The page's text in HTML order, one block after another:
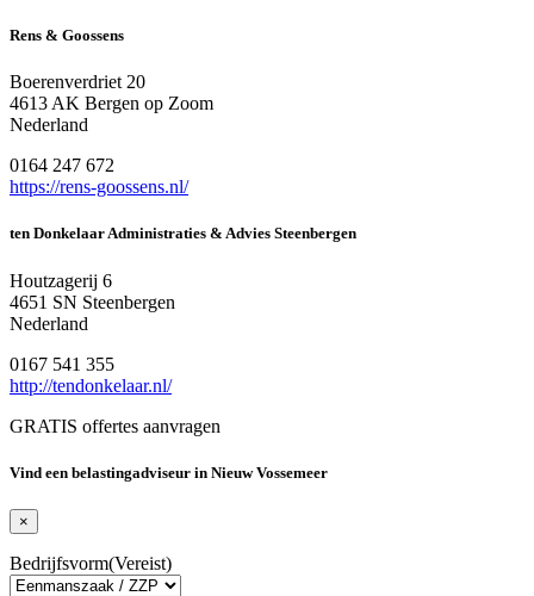
Rens & Goossens
Boerenverdriet 20
4613 AK Bergen op Zoom
Nederland
0164 247 672
https://rens-goossens.nl/
ten Donkelaar Administraties & Advies Steenbergen
Houtzagerij 6
4651 SN Steenbergen
Nederland
0167 541 355
http://tendonkelaar.nl/
GRATIS offertes aanvragen
Vind een belastingadviseur in Nieuw Vossemeer
×
Bedrijfsvorm(Vereist)